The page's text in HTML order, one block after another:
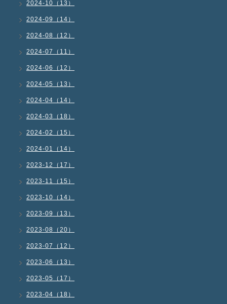
2024-10（13）
2024-09（14）
2024-08（12）
2024-07（11）
2024-06（12）
2024-05（13）
2024-04（14）
2024-03（18）
2024-02（15）
2024-01（14）
2023-12（17）
2023-11（15）
2023-10（14）
2023-09（13）
2023-08（20）
2023-07（12）
2023-06（13）
2023-05（17）
2023-04（18）